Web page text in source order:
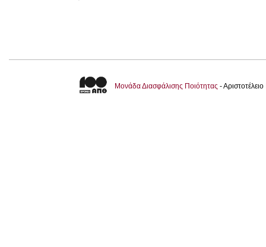
Μονάδα Διασφάλισης Ποιότητας -